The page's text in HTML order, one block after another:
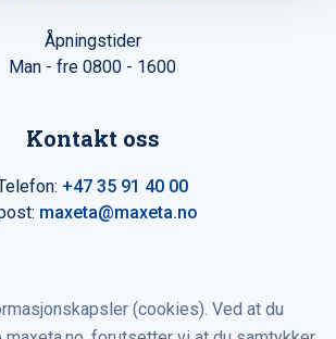
Åpningstider
Man - fre 0800 - 1600
Kontakt oss
+47 35 91 40 00
maxeta@maxeta.no
(cookies). Ved at du